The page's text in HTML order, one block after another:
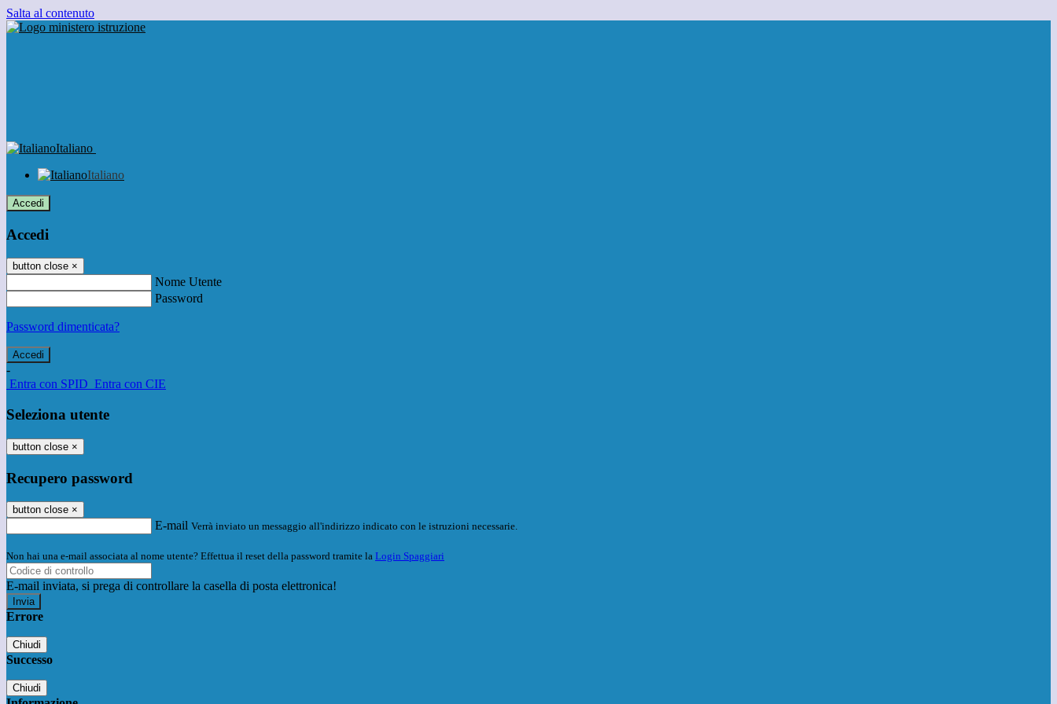
Salta al contenuto
Italiano
Italiano
Accedi
Accedi
button close ×
Nome Utente
Password
Password dimenticata?
-
Entra con SPID Entra con CIE
Seleziona utente
button close ×
Recupero password
button close ×
E-mail Verrà inviato un messaggio all'indirizzo indicato con le istruzioni necessarie.
Non hai una e-mail associata al nome utente? Effettua il reset della password tramite la Login Spaggiari
E-mail inviata, si prega di controllare la casella di posta elettronica!
Errore
Chiudi
Successo
Chiudi